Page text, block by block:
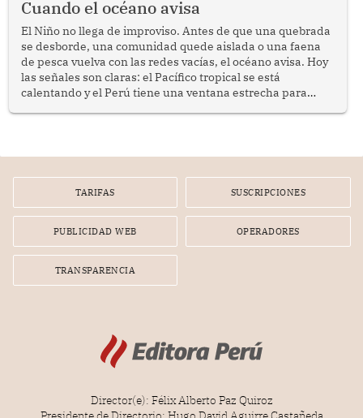
Cuando el océano avisa
El Niño no llega de improviso. Antes de que una quebrada
se desborde, una comunidad quede aislada o una faena
de pesca vuelva con las redes vacías, el océano avisa. Hoy
las señales son claras: el Pacífico tropical se está
calentando y el Perú tiene una ventana estrecha para
TARIFAS SUSCRIPCIONES
PUBLICIDAD WEB OPERADORES
TRANSPARENCIA
Director(e): Félix Alberto Paz Quiroz